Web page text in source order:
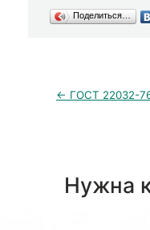
Поделиться…
← ГОСТ 22032-
Нужна